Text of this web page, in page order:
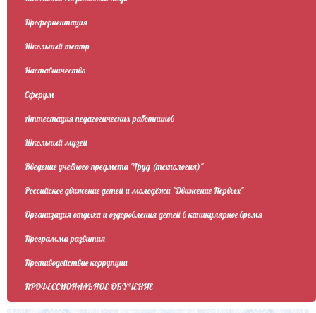
Профориентация
Школьный театр
Наставничество
Сферум
Аттестация педагогических работников
Школьный музей
Введение учебного предмета "Труд (технология)"
Российское движение детей и молодёжи "Движение Первых"
Организация отдыха и оздоровления детей в каникулярное время
Программа развития
Противодействие коррупции
ПРОФЕССИОНАЛЬНОЕ ОБУЧЕНИЕ